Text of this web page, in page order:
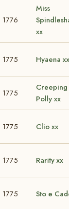
1776
Miss
xx
1775 Hyaena xx
1775
Creeping
Polly xx
1775 Clio xx
1775 Rarity xx
1775 Sto e